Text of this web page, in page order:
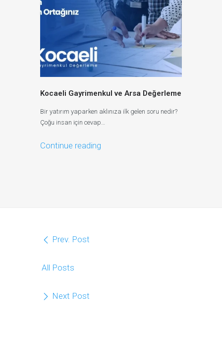
Kocaeli Gayrimenkul ve Arsa Değerleme
Bir yatırım yaparken aklınıza ilk gelen soru nedir?
Çoğu insan için cevap…
Continue reading
Prev. Post
All Posts
Next Post